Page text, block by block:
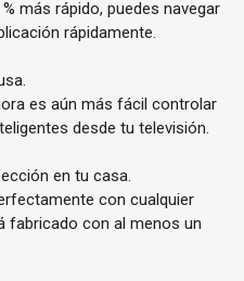
más rápido, puedes navegar
rápidamente.
es aún más fácil controlar
desde tu televisión.
en tu casa.
con cualquier
fabricado con al menos un